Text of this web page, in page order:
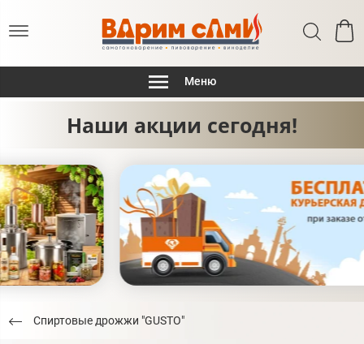
Меню
Наши акции сегодня!
Спиртовые дрожжи "GUSTO"